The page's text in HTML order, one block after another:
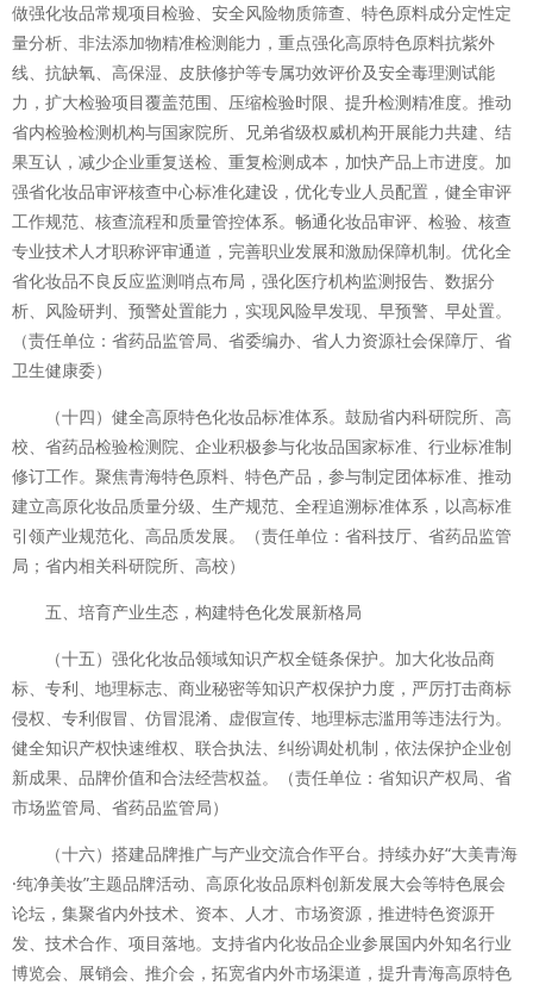
做强化妆品常规项目检验、安全风险物质筛查、特色原料成分定性定
量分析、非法添加物精准检测能力，重点强化高原特色原料抗紫外
线、抗缺氧、高保湿、皮肤修护等专属功效评价及安全毒理测试能
力，扩大检验项目覆盖范围、压缩检验时限、提升检测精准度。推动
省内检验检测机构与国家院所、兄弟省级权威机构开展能力共建、结
果互认，减少企业重复送检、重复检测成本，加快产品上市进度。加
强省化妆品审评核查中心标准化建设，优化专业人员配置，健全审评
工作规范、核查流程和质量管控体系。畅通化妆品审评、检验、核查
专业技术人才职称评审通道，完善职业发展和激励保障机制。优化全
省化妆品不良反应监测哨点布局，强化医疗机构监测报告、数据分
析、风险研判、预警处置能力，实现风险早发现、早预警、早处置。
（责任单位：省药品监管局、省委编办、省人力资源社会保障厅、省
卫生健康委）
（十四）健全高原特色化妆品标准体系。鼓励省内科研院所、高
校、省药品检验检测院、企业积极参与化妆品国家标准、行业标准制
修订工作。聚焦青海特色原料、特色产品，参与制定团体标准、推动
建立高原化妆品质量分级、生产规范、全程追溯标准体系，以高标准
引领产业规范化、高品质发展。（责任单位：省科技厅、省药品监管
局；省内相关科研院所、高校）
五、培育产业生态，构建特色化发展新格局
（十五）强化化妆品领域知识产权全链条保护。加大化妆品商
标、专利、地理标志、商业秘密等知识产权保护力度，严厉打击商标
侵权、专利假冒、仿冒混淆、虚假宣传、地理标志滥用等违法行为。
健全知识产权快速维权、联合执法、纠纷调处机制，依法保护企业创
新成果、品牌价值和合法经营权益。（责任单位：省知识产权局、省
市场监管局、省药品监管局）
（十六）搭建品牌推广与产业交流合作平台。持续办好“大美青海
·纯净美妆”主题品牌活动、高原化妆品原料创新发展大会等特色展会
论坛，集聚省内外技术、资本、人才、市场资源，推进特色资源开
发、技术合作、项目落地。支持省内化妆品企业参展国内外知名行业
博览会、展销会、推介会，拓宽省内外市场渠道，提升青海高原特色